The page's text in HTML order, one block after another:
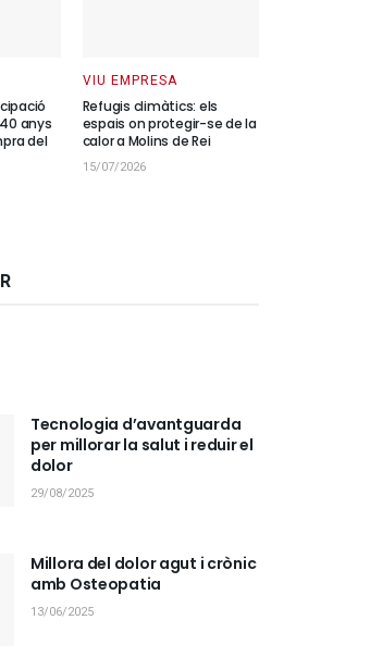
anys
del
VIU EMPRESA
Refugis climàtics: els
espais on protegir-se de la
calor a Molins de Rei
15/07/2026
Tecnologia d’avantguarda
per millorar la salut i reduir el
dolor
29/08/2025
Millora del dolor agut i crònic
amb Osteopatia
13/06/2025